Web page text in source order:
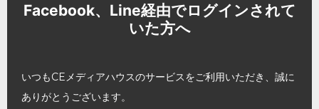
Facebook、Line経由でログインされて
いた方へ
いつもCEメディアハウスのサービスをご利用いただき、誠に
ありがとうございます。